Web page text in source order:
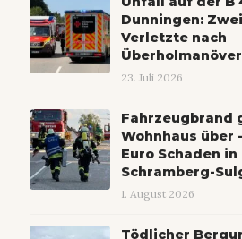
Dunningen: Zwei
Verletzte nach
Überholmanöver
23. Juli 2026
Fahrzeugbrand
Wohnhaus über
Euro Schaden in
Schramberg-
1. August 2026
Tödlicher